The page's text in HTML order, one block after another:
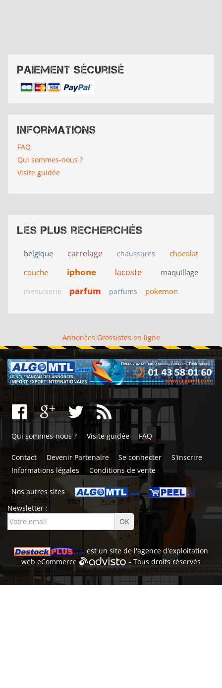
Paiement sécurisé
Informations
FAQ
Qui sommes-nous ?
Visite guidée
Les plus recherchés
belgique carrelage chaussures
chocolat
couche
iphone lacoste maquillage
menuiserie parfum parfums pokemon
Annonces Grossistes en ligne
Qui sommes-nous ? Visite guidée FAQ
Contact Devenir Partenaire Se connecter
S'inscrire
Informations légales
Conditions de vente
Nos autres sites
Newsletter :
est un site de l'agence d'exploitation
webeCommerce - Tous droits réservés